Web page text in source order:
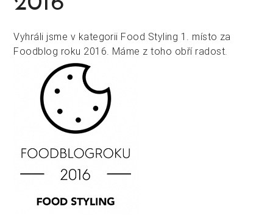
Vyhráli jsme v kategorii Food Styling 1. místo za
Foodblog roku 2016. Máme z toho obří radost.